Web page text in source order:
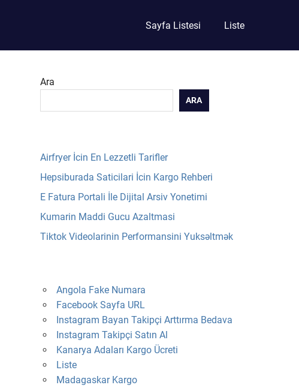
Sayfa Listesi Liste
Ara
ARA
Airfryer İcin En Lezzetli Tarifler
Hepsiburada Saticilari İcin Kargo Rehberi
E Fatura Portali İle Dijital Arsiv Yonetimi
Kumarin Maddi Gucu Azaltmasi
Tiktok Videolarinin Performansini Yuksəltmək
Angola Fake Numara
Facebook Sayfa URL
Instagram Bayan Takipçi Arttırma Bedava
Instagram Takipçi Satın Al
Kanarya Adaları Kargo Ücreti
Liste
Madagaskar Kargo